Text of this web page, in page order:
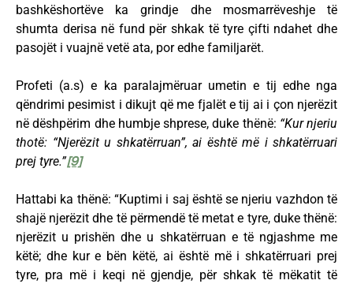
bashkëshortëve ka grindje dhe mosmarrëveshje të
shumta derisa në fund për shkak të tyre çifti ndahet dhe
pasojët i vuajnë vetë ata, por edhe familjarët.
Profeti (a.s) e ka paralajmëruar umetin e tij edhe nga
qëndrimi pesimist i dikujt që me fjalët e tij ai i çon njerëzit
në dëshpërim dhe humbje shprese, duke thënë: “Kur njeriu
thotë: “Njerëzit u shkatërruan”, ai është më i shkatërruari
prej tyre.”[9]
Hattabi ka thënë: “Kuptimi i saj është se njeriu vazhdon të
shajë njerëzit dhe të përmendë të metat e tyre, duke thënë:
njerëzit u prishën dhe u shkatërruan e të ngjashme me
këtë; dhe kur e bën këtë, ai është më i shkatërruari prej
tyre, pra më i keqi në gjendje, për shkak të mëkatit të